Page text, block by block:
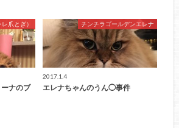
爪とぎ）
ナのブ
チンチラゴールデンエレナ
2017.1.4
エレナちゃんのうん◯事件